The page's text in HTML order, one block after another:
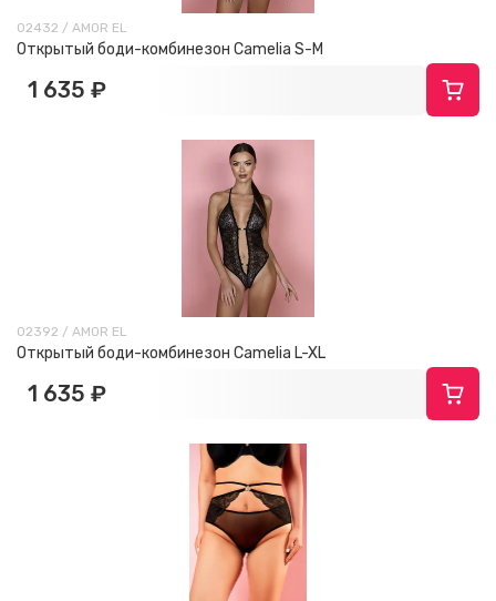
02432 / AMOR EL
Открытый боди-комбинезон Camelia S-M
1 635 ₽
02392 / AMOR EL
Открытый боди-комбинезон Camelia L-XL
1 635 ₽